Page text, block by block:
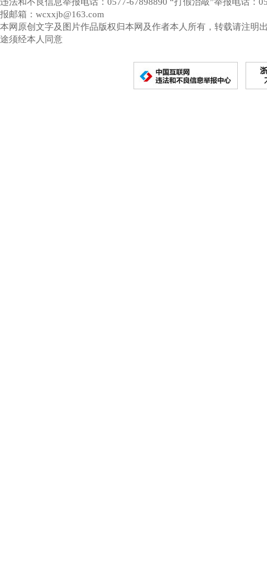
报邮箱：wcxxjb@163.com
本网原创文字及图片作品版权归本网及作者本人所有，转载请注明
途须经本人同意